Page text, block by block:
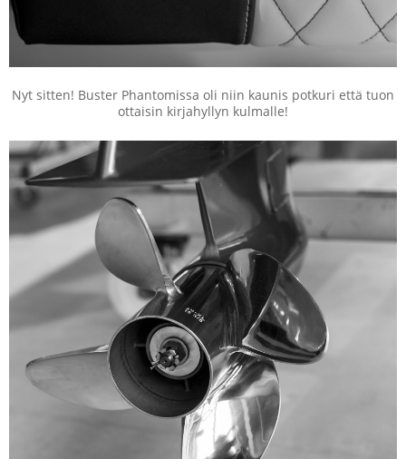
Nyt sitten! Buster Phantomissa oli niin kaunis potkuri että tuon
ottaisin kirjahyllyn kulmalle!